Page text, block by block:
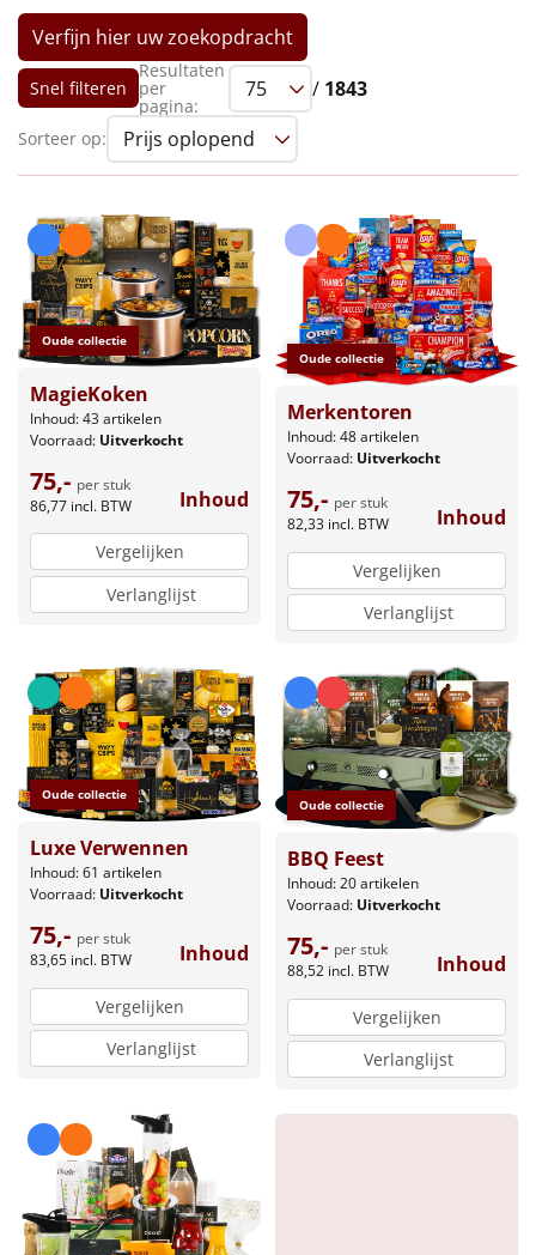
Luxe
Mannen
Vrouwen
Duurzaam
Leuke
Goedkope
Uniek
Alle thema's
Artikel
NIEUW
Pizzarette
Tas
Wake up light
NIEUW
Borrelplank
Warmtekussen
NIEUW
Slowcooker POPULAIR
Noodradio NIEUW
Deken (fleece plaid)
Alle artikelen
Overige
Ideeën
Personeel
Verfijn hier uw zoekopdracht
Snel filteren
Resultaten
per
pagina:
/ 1843
Sorteer op:
Oude collectie
MagieKoken
Inhoud: 43 artikelen
Voorraad: Uitverkocht
75,- per stuk
86,77 incl. BTW Inhoud
Vergelijken
Verlanglijst
Oude collectie
Merkentoren
Inhoud: 48 artikelen
Voorraad: Uitverkocht
75,- per stuk
82,33 incl. BTW Inhoud
Vergelijken
Verlanglijst
Oude collectie
Luxe Verwennen
Inhoud: 61 artikelen
Voorraad: Uitverkocht
75,- per stuk
83,65 incl. BTW Inhoud
Vergelijken
Verlanglijst
Oude collectie
BBQ Feest
Inhoud: 20 artikelen
Voorraad: Uitverkocht
75,- per stuk
88,52 incl. BTW Inhoud
Vergelijken
Verlanglijst